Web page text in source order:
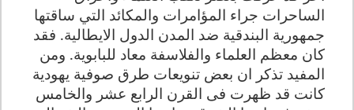
الساحرات جراء المؤامرات والمكائد التي ساقتها
جمهورية البندقية ضد المدن الدول الايطالية. فقد
كان معظم العلماء والفلاسفة معاد للبابوية. ومن
المفيد تذكر ان بعض تنويعات طرق صوفية يهودية
كانت قد ظهرت فى القرن الرابع عشر والخامس